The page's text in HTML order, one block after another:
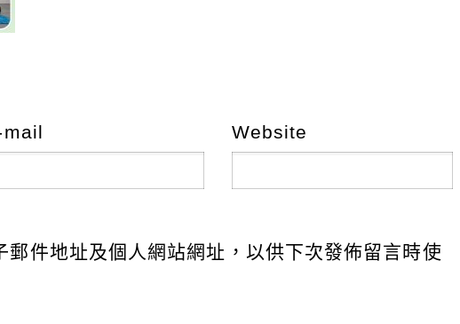
mail Website
郵件地址及個人網站網址，以供下次發佈留言時使